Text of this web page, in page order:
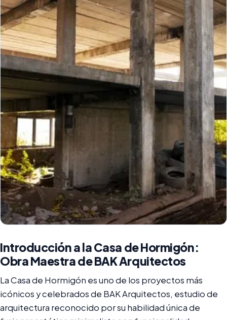
Introducción a la Casa de Hormigón:
Obra Maestra de BAK Arquitectos
La Casa de Hormigón es uno de los proyectos más
icónicos y celebrados de BAK Arquitectos, estudio de
arquitectura reconocido por su habilidad única de